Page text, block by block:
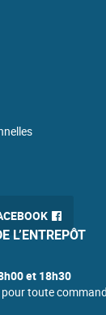
L’ENTREPÔT
et 18h30
toute